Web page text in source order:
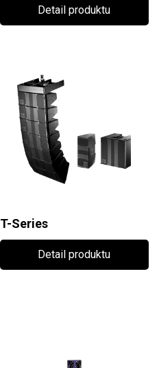
Detail produktu
T-Series
Detail produktu